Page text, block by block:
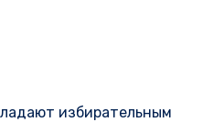
избирательным